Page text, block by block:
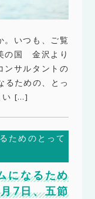
。いつも、ご覧
の国 金沢より
ンサルタントの
るための、とっ
い […]
ためのとって
になるため
7日、五節